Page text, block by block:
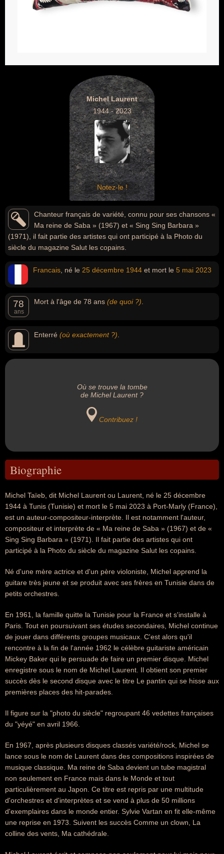
Michel Laurent
1944 - 2023
Notez-le !
Chanteur français de variété, connu pour ses chansons «
Ma reine de Saba » (1967) et « Sing Sing Barbara »
(1971), il fait partie des artistes qui ont participé à la Photo du
siècle du magazine Salut les copains.
Francais , né le 25 décembre 1944 et mort le 5 mai 2023
78
ans
Mort à l'âge de 78 ans (de quoi ?)
Enterré (où exactement ?)
Où se trouve la tombe
de Michel Laurent ?
Contribuez !
Biographie
Michel Taïeb, dit Michel Laurent ou Laurent, né le 25 décembre
1944 à Tunis (Tunisie) et mort le 5 mai 2023 à Port-Marly (France),
est un auteur-compositeur-interprète. Il est notamment l'auteur,
compositeur et interprète de « Ma reine de Saba » (1967) et de «
Sing Sing Barbara » (1971). Il fait partie des artistes qui ont
participé à la Photo du siècle du magazine Salut les copains.
Né d'une mère actrice et d'un père violoniste, Michel apprend la
guitare très jeune et se produit avec ses frères en Tunisie dans de
petits orchestres.
En 1961, la famille quitte la Tunisie pour la France et s'installe à
Paris. Tout en poursuivant ses études secondaires, Michel continue
de jouer dans différents groupes musicaux. C'est alors qu'il
rencontre à la fin de l'année 1962 le célèbre guitariste américain
Mickey Baker qui le persuade de faire un premier disque. Michel
enregistre sous le nom de Michel Laurent. Il obtient son premier
succès dès le second disque avec le titre Le pantin qui se hisse aux
premières places des hit-parades.
Il figure sur la "photo du siècle" regroupant 46 vedettes françaises
du "yéyé" en avril 1966.
En 1967, après plusieurs disques classés variété/rock, Michel se
lance sous le nom de Laurent dans des compositions inspirées de
musique classique. Ma reine de Saba devient un tube magistral
non seulement en France mais dans le Monde et tout
particulièrement au Japon. Ce titre est repris par une multitude
d'orchestres et d'interprètes et se vend à plus de 50 millions
d'exemplaires dans le monde entier. Sylvie Vartan en fit elle-même
une reprise en 1973. Suivent les succès Comme un clown, La
colline des vents, Ma cathédrale.